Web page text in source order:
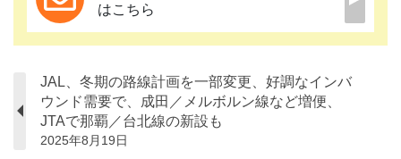
はこちら
JAL、冬期の路線計画を一部変更、好調なインバ
ウンド需要で、成田／メルボルン線など増便、
JTAで那覇／台北線の新設も
2025年8月19日